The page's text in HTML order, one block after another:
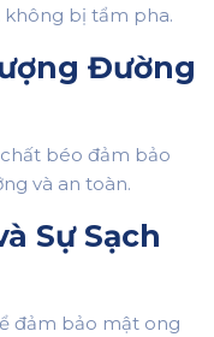
không bị tẩm pha.
Đường
béo đảm bảo
và an toàn.
Sự Sạch
đảm bảo mật ong